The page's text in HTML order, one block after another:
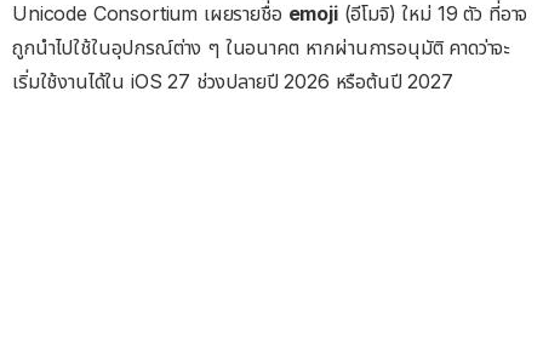
Unicode Consortium เผยรายชื่อ emoji(อีโมจิ) ใหม่ 19 ตัว ที่อาจ
ถูกนำไปใช้ในอุปกรณ์ต่าง ๆ ในอนาคต หากผ่านการอนุมัติ คาดว่าจะ
เริ่มใช้งานได้ใน iOS 27 ช่วงปลายปี 2026 หรือต้นปี 2027